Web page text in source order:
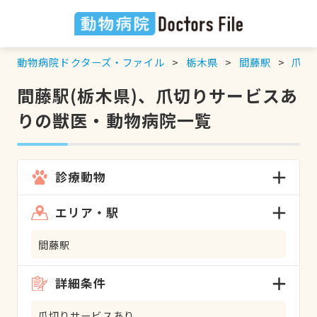
動物病院ドクターズ・ファイル 栃木県 間藤駅 爪切
間藤駅(栃木県)、爪切りサービスあ
りの獣医・動物病院一覧
診療動物
エリア・駅
間藤駅
詳細条件